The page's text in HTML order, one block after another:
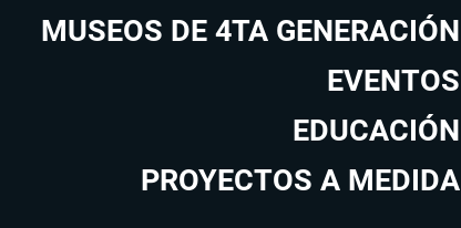
MUSEOS DE 4TA GENERACIÓN
EVENTOS
EDUCACIÓN
PROYECTOS A MEDIDA